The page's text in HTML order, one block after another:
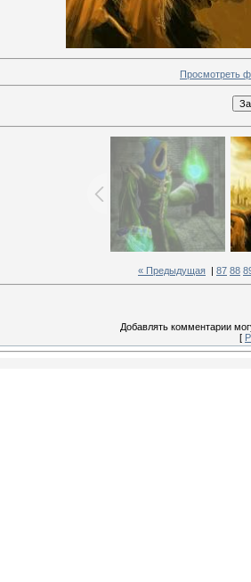
Просмотреть
« Предыдущая 87 88
Добавлять комментарии
[